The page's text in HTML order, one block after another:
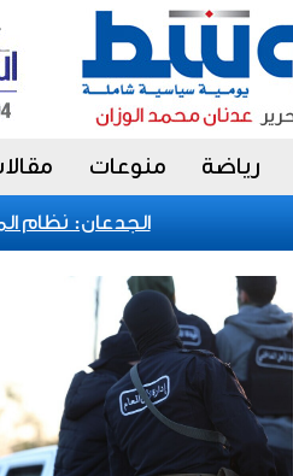
رياضة منوعات
الجدعان: نظام